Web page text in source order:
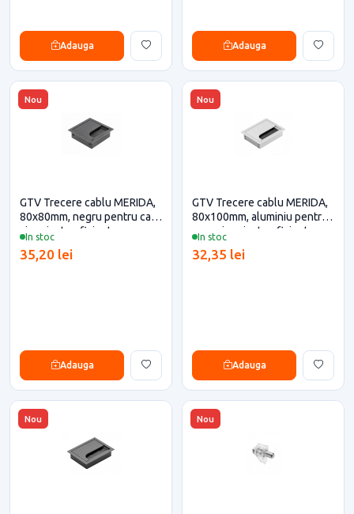
Adauga Adauga
Nou
In stoc
GTV Trecere cablu MERIDA,
80x80mm, negru pentru casa
si proiecte eficiente
35,20 lei
Adauga
Nou
In stoc
GTV Trecere cablu MERIDA,
80x100mm, aluminiu pentru
casa si proiecte eficiente
32,35 lei
Adauga
Nou Nou